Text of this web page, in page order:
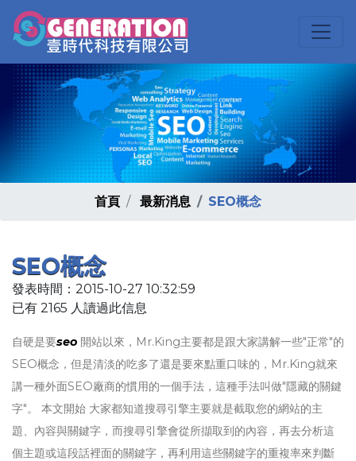
首頁 最新消息 SEO概念
SEO概念
發表時間：2015-10-27 10:32:59
已有 2165 人讀過此信息
自硬是要seo 開站以來，Mr.King主要都是跟大家講解一些"正常"的
SEO概念，但是清淡的吃多了還是要來點重口味的，Mr.King就來
講一種外面SEO廠商的慣用的一個手法，這種手法叫做"隱藏的關鍵
字"。 本文開始 大家都知道搜尋引擎主要就是截取您的網站的主
題、內容與關鍵字，而搜尋引擎會從所擷取到的內容，再去分析這
個主題或這段話裡面的關鍵字，再利用這些關鍵字的重複率來判斷